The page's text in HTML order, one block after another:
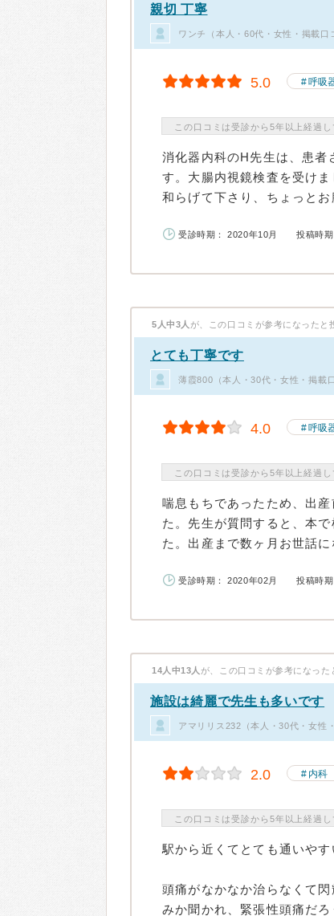
親切 丁寧
ワンチ（本人・60代・女性・掲載口
5.0 呼吸
この口コミは受診から5年以上経過し
消化器内科のH先生は、患者
す。大腸内視鏡検査を受け
和らげて下さり、ちょっと
受診時期： 2020年10月 投稿時
5人中3人 が、この口コミが参考になったと
とても丁寧です
薄霞800（本人・30代・女性・掲載
4.0 呼吸
この口コミは受診から5年以上経過し
喘息もちであったため、出
た。先生が質問すると、本
た。出産まで数ヶ月お世話
受診時期： 2020年02月 投稿時
14人中13人 が、この口コミが参考になった
施設は綺麗で先生も多いです
アマリリス232（本人・30代・女性
2.0 内科
この口コミは受診から5年以上経過し
駅から近くてとても通いやす
頭痛がなかなか治らなくて
みか聞かれ、緊張性頭痛だろ